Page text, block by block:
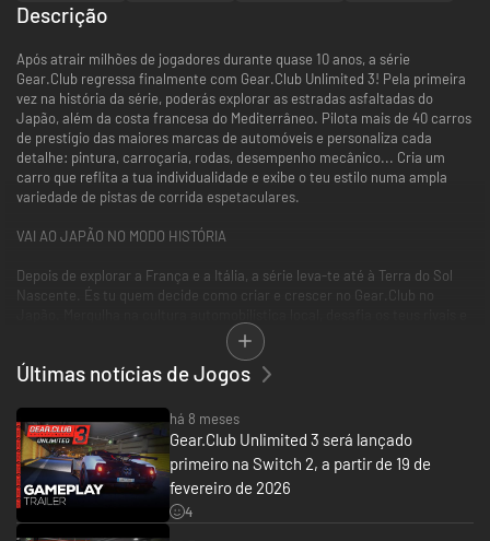
Descrição
Após atrair milhões de jogadores durante quase 10 anos, a série
Gear.Club regressa finalmente com Gear.Club Unlimited 3! Pela primeira
vez na história da série, poderás explorar as estradas asfaltadas do
Japão, além da costa francesa do Mediterrâneo. Pilota mais de 40 carros
de prestígio das maiores marcas de automóveis e personaliza cada
detalhe: pintura, carroçaria, rodas, desempenho mecânico... Cria um
carro que reflita a tua individualidade e exibe o teu estilo numa ampla
variedade de pistas de corrida espetaculares.
VAI AO JAPÃO NO MODO HISTÓRIA
Depois de explorar a França e a Itália, a série leva-te até à Terra do Sol
Nascente. És tu quem decide como criar e crescer no Gear.Club no
amplia a influência do teu clube num novo continente. Cada vitória e
cada escolha que fizeres deixará uma marca na tua jornada.
Além de corridas intensas e desafios de recorde de tempo, Gear.Club
Unlimited 3 adiciona um modo inovador em autoestradas. Enfrenta o
trânsito na França e no Japão, e prova que consegues dominar a
velocidade e a direção ao mesmo tempo. Prevê as trajetórias dos carros,
troca de faixa no momento exato, ultrapassa oponentes no último
segundo e corre riscos para cruzar a meta em primeiro!
Últimas notícias de Jogos
há 8 meses
Gear.Club Unlimited 3 será lançado
primeiro na Switch 2, a partir de 19 de
fevereiro de 2026
4